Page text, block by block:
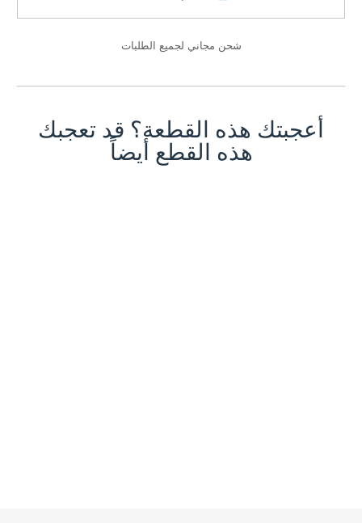
شحن مجاني لجميع الطلبات
أعجبتك هذه القطعة؟ قد تعجبك
هذه القطع أيضاً